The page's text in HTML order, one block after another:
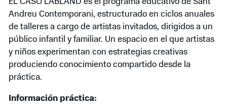
Andreu Contemporani, estructurado en ciclos anuales
de talleres a cargo de artistas invitados, dirigidos a un
público infantil y familiar. Un espacio en el que artistas
y niños experimentan con estrategias creativas
produciendo conocimiento compartido desde la
práctica.
Información práctica: